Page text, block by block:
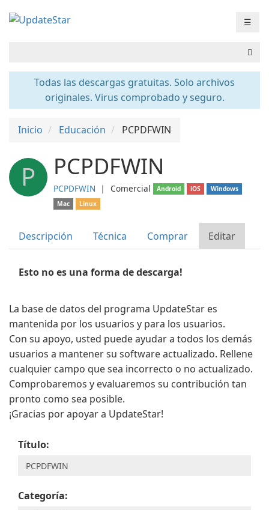
☰
Todas las descargas gratuitas. Solo archivos
originales. Virus comprobado y seguro.
Inicio Educación PCPDFWIN
P PCPDFWIN
PCPDFWIN ❘ Comercial Android iOS
Windows
Mac
Linux
Descripción Técnica Comprar Editar
Esto no es una forma de descarga!
La base de datos del programa UpdateStar es
mantenida por los usuarios y para los usuarios.
Con su apoyo, usted puede ayudar a todos los demás
usuarios a mantener su software actualizado. Rellene
cualquier campo que sea incorrecto o no actualizado.
Comprobaremos y evaluaremos su contribución tan
pronto como sea posible.
¡Gracias por apoyar a UpdateStar!
Título:
Categoría: